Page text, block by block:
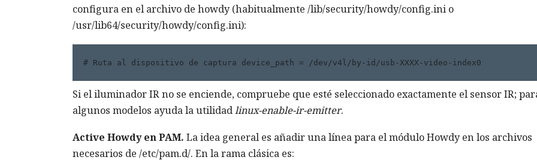
configura en el archivo de howdy (habitualmente /lib/security/howdy/config.ini o
/usr/lib64/security/howdy/config.ini):
# Ruta al dispositivo de captura device_path = /dev/v4l/by-id/usb-XXXX-video-index0
Si el iluminador IR no se enciende, compruebe que esté seleccionado exactamente el sensor IR;
algunos modelos ayuda la utilidadlinux-enable-ir-emitter.
Active Howdy en PAM. La idea general es añadir una línea para el módulo Howdy en los archivos
necesarios de /etc/pam.d/. En la rama clásica es: